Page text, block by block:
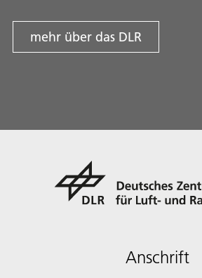
mehr über das DLR
Anschrift